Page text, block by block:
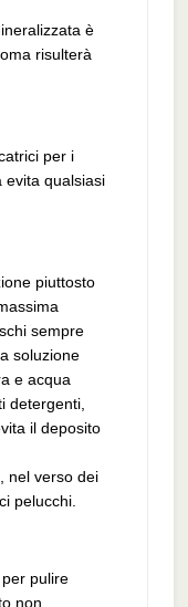
è
risulterà
per i
evita qualsiasi
piuttosto
sempre
soluzione
e acqua
detergenti,
il deposito
nel verso dei
pelucchi.
per pulire
non